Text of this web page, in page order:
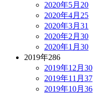
2020年5月 20
2020年4月 25
2020年3月 31
2020年2月 30
2020年1月 30
2019年286
2019年12月 30
2019年11月 37
2019年10月 36